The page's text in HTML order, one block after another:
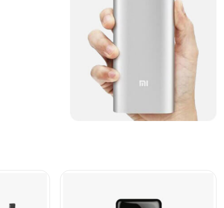
Audífonos
Audífonos inalámbricos
(24)
Audio y Sonido
Barras de sonido
Base para Audífonos (3)
Baterías (5)
Brother (5)
Cables (252)